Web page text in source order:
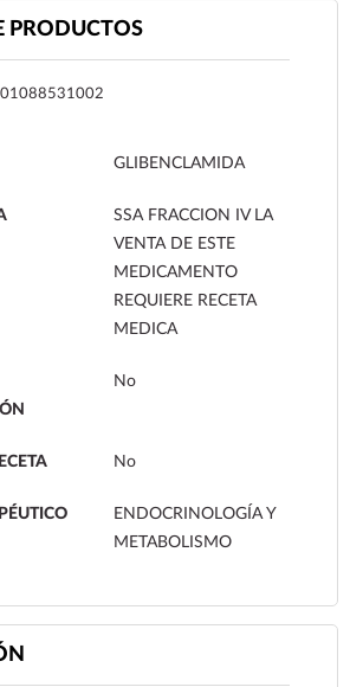
PRODUCTOS
GLIBENCLAMIDA
SSA FRACCION IV LA
VENTA DE ESTE
MEDICAMENTO
REQUIERE RECETA
MEDICA
No
No
ENDOCRINOLOGÍA Y
METABOLISMO